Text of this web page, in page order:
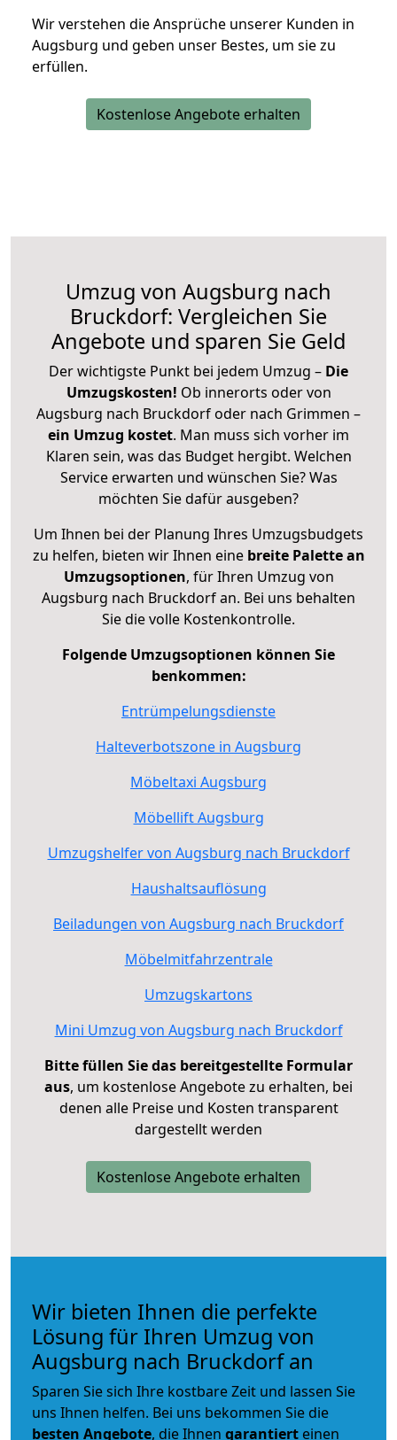
Wir verstehen die Ansprüche unserer Kunden in
Augsburg und geben unser Bestes, um sie zu
erfüllen.
Kostenlose Angebote erhalten
Umzug von Augsburg nach
Bruckdorf: Vergleichen Sie
Angebote und sparen Sie Geld
Der wichtigste Punkt bei jedem Umzug – Die
Umzugskosten! Ob innerorts oder von
Augsburg nach Bruckdorf oder nach Grimmen –
ein Umzug kostet. Man muss sich vorher im
Klaren sein, was das Budget hergibt. Welchen
Service erwarten und wünschen Sie? Was
möchten Sie dafür ausgeben?
Um Ihnen bei der Planung Ihres Umzugsbudgets
zu helfen, bieten wir Ihnen eine breite Palette an
Umzugsoptionen, für Ihren Umzug von
Augsburg nach Bruckdorf an. Bei uns behalten
Sie die volle Kostenkontrolle.
Folgende Umzugsoptionen können Sie
benkommen:
Entrümpelungsdienste
Halteverbotszone in Augsburg
Möbeltaxi Augsburg
Möbellift Augsburg
Umzugshelfer von Augsburg nach Bruckdorf
Haushaltsauflösung
Beiladungen von Augsburg nach Bruckdorf
Möbelmitfahrzentrale
Umzugskartons
Mini Umzug von Augsburg nach Bruckdorf
Bitte füllen Sie das bereitgestellte Formular
aus, um kostenlose Angebote zu erhalten, bei
denen alle Preise und Kosten transparent
dargestellt werden
Kostenlose Angebote erhalten
Wir bieten Ihnen die perfekte
Lösung für Ihren Umzug von
Augsburg nach Bruckdorf an
Sparen Sie sich Ihre kostbare Zeit und lassen Sie
uns Ihnen helfen. Bei uns bekommen Sie die
besten Angebote, die Ihnen garantiert einen